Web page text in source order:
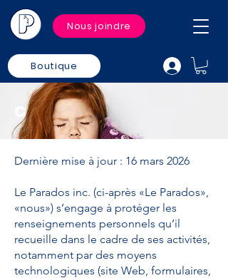
Nous joindre
Boutique
c
Dernière mise à jour : 16 mars 2026
Le Parados inc. (ci-après «Le Parados»,
«nous») s’engage à protéger les
renseignements personnels qu’il
recueille dans le cadre de ses activités,
notamment par des moyens
technologiques (site Web, formulaires,